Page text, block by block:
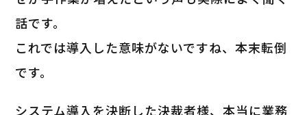
話です。
これでは導入した意味がないですね、本末転倒
です。
システム導入を決断した決裁者様、本当に業務